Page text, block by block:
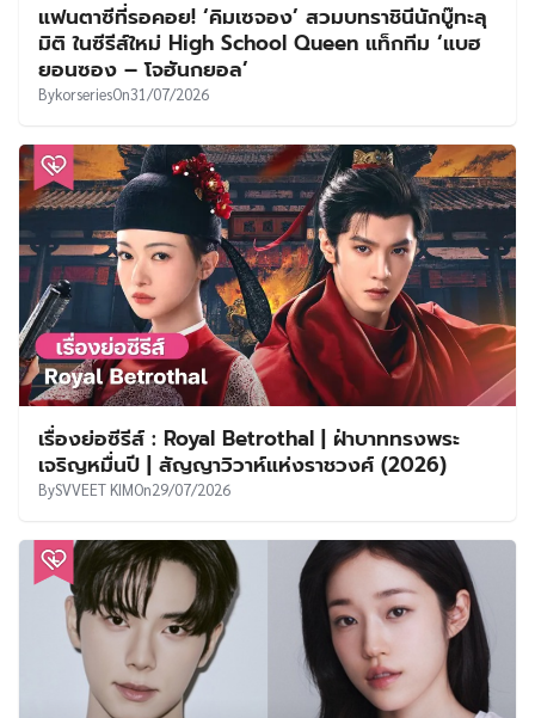
แฟนตาซีที่รอคอย! ‘คิมเซจอง’ สวมบทราชินีนักบู๊ทะลุ
มิติ ในซีรีส์ใหม่ High School Queen แท็กทีม ‘แบฮ
ยอนซอง – โจฮันกยอล’
BykorseriesOn31/07/2026
เรื่องย่อซีรีส์ : Royal Betrothal | ฝ่าบาททรงพระ
เจริญหมื่นปี | สัญญาวิวาห์แห่งราชวงศ์ (2026)
BySVVEET KIMOn29/07/2026